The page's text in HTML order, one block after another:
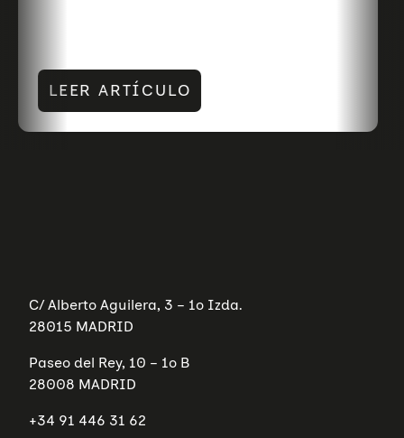
LEER ARTÍCULO
C/ Alberto Aguilera, 3 – 1º Izda.
28015 MADRID
Paseo del Rey, 10 – 1º B
28008 MADRID
+34 91 446 31 62